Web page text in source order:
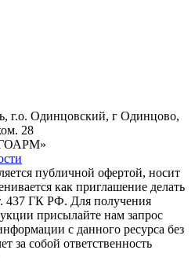
г.о. Одинцовский, г Одинцово,
28
публичной офертой, носит
как приглашение делать
437 ГК РФ. Для получения
присылайте нам запрос
с данного ресурса без
за собой ответственность